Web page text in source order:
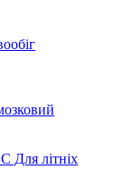
Для літніх